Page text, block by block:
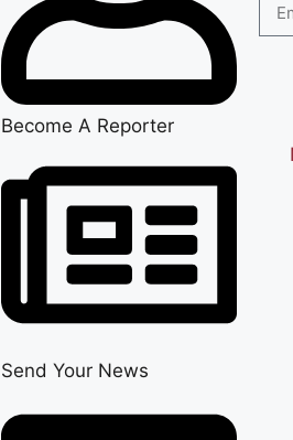
Become A Reporter
Send Your News